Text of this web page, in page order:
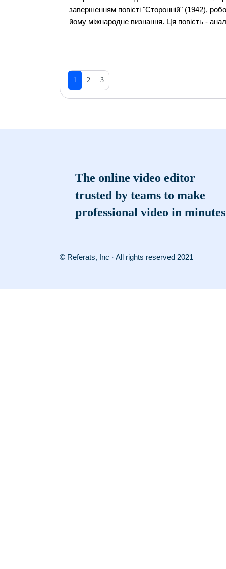
завершенням повісті "Сторонній" (1942),
йому міжнародне визнання. Ця повість -
1 2 3
The online video editor
trusted by teams to make
professional video in minutes
© Referats, Inc · All rights reserved 2021